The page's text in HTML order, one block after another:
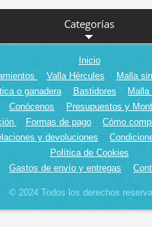
Categorías
Inicio
Valla Hércules
Malla
o ganadera
Bastidores
Malla
Conócenos
Presupuestos y
Formas de pago
Cómo
y devoluciones
Política de Cookies
Gastos de envío y entregas
© 2024 Todos los derechos